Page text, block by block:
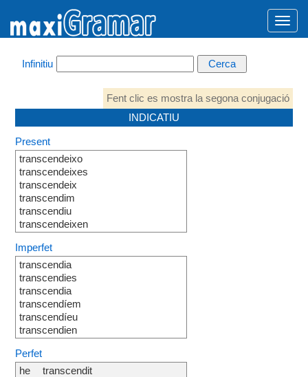
Infinitiu
Fent clic es mostra la segona conjugació
INDICATIU
Present
transcendeixo
transcendeixes
transcendeix
transcendim
transcendiu
transcendeixen
Imperfet
transcendia
transcendies
transcendia
transcendíem
transcendíeu
transcendien
Perfet
he
transcendit